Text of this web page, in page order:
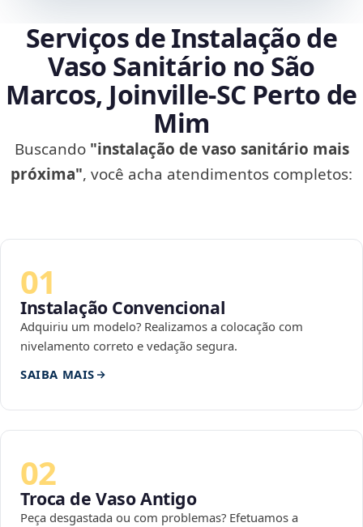
Serviços de Instalação de
Vaso Sanitário no São
Marcos, Joinville‑SC Perto de
Mim
Buscando "instalação de vaso sanitário mais
próxima", você acha atendimentos completos:
01
Instalação Convencional
Adquiriu um modelo? Realizamos a colocação com
nivelamento correto e vedação segura.
SAIBA MAIS
02
Troca de Vaso Antigo
Peça desgastada ou com problemas? Efetuamos a